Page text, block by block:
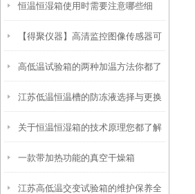
恒温恒湿箱使用时需要注意哪些细
节？
【得聚仪器】高清监控图像传感器可
在得聚防潮箱储存
高低温试验箱的两种加温方法你都了
解吗？
江苏低温恒温槽的防冻液选择与更换
周期建议
关于恒温恒湿箱的技术原理您都了解
吗？
一款带加热功能的真空干燥箱
江苏高低温交变试验箱的维护保养全